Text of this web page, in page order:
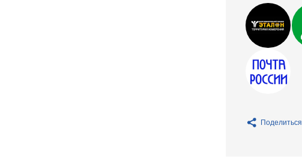
Поделиться